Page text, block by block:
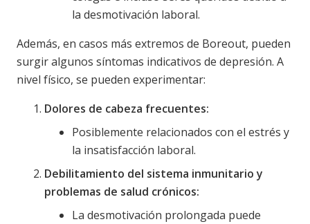
la desmotivación laboral.
Además, en casos más extremos de Boreout, pueden
surgir algunos síntomas indicativos de depresión. A
nivel físico, se pueden experimentar:
Dolores de cabeza frecuentes:
Posiblemente relacionados con el estrés y
la insatisfacción laboral.
Debilitamiento del sistema inmunitario y
problemas de salud crónicos:
La desmotivación prolongada puede